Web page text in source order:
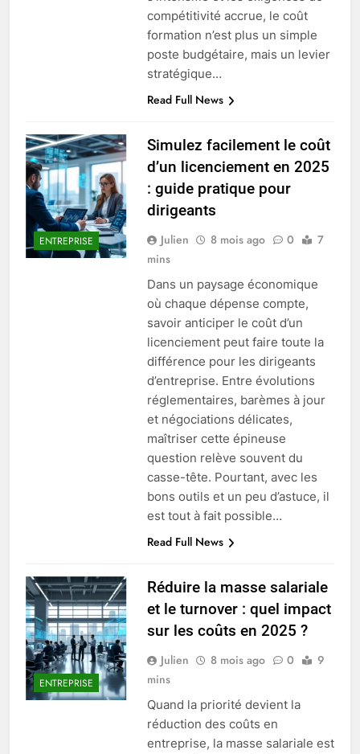
compétitivité accrue, le coût
formation n’est plus un simple
poste budgétaire, mais un levier
stratégique…
Read Full News
ENTREPRISE
Simulez facilement le coût
d’un licenciement en 2025
: guide pratique pour
dirigeants
Julien 8 mois ago 0
7
mins
Dans un paysage économique
où chaque dépense compte,
savoir anticiper le coût d’un
licenciement peut faire toute la
différence pour les dirigeants
d’entreprise. Entre évolutions
réglementaires, barèmes à jour
et négociations délicates,
maîtriser cette épineuse
question relève souvent du
casse-tête. Pourtant, avec les
bons outils et un peu d’astuce, il
est tout à fait possible…
Read Full News
ENTREPRISE
Réduire la masse salariale
et le turnover : quel impact
sur les coûts en 2025 ?
Julien 8 mois ago 0
9
mins
Quand la priorité devient la
réduction des coûts en
entreprise, la masse salariale est